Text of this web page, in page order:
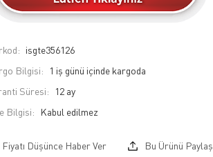
isgte356126
Bilgisi:
1 iş günü içinde kargoda
Süresi:
12 ay
Bilgisi:
Fiyatı Düşünce Haber Ver Bu Ürünü Paylaş